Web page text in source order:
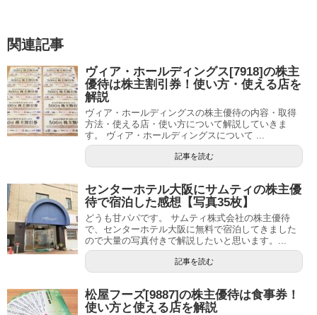
関連記事
ヴィア・ホールディングス[7918]の株主
優待は株主割引券！使い方・使える店を
解説
ヴィア・ホールディングスの株主優待の内容・取得
方法・使える店・使い方について解説していきま
す。 ヴィア・ホールディングスについて ...
記事を読む
センターホテル大阪にサムティの株主優
待で宿泊した感想【写真35枚】
どうも甘パパです。 サムティ株式会社の株主優待
で、センターホテル大阪に無料で宿泊してきました
ので大量の写真付きで解説したいと思います。...
記事を読む
松屋フーズ[9887]の株主優待は食事券！
使い方と使える店を解説